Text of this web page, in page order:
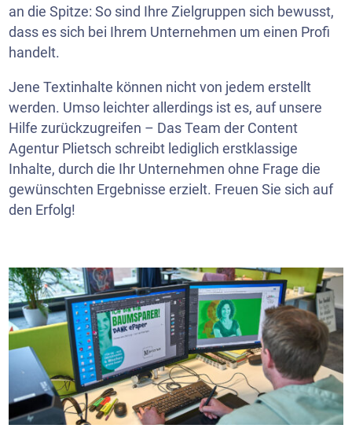
an die Spitze: So sind Ihre Zielgruppen sich bewusst,
dass es sich bei Ihrem Unternehmen um einen Profi
handelt.
Jene Textinhalte können nicht von jedem erstellt
werden. Umso leichter allerdings ist es, auf unsere
Hilfe zurückzugreifen – Das Team der Content
Agentur Plietsch schreibt lediglich erstklassige
Inhalte, durch die Ihr Unternehmen ohne Frage die
gewünschten Ergebnisse erzielt. Freuen Sie sich auf
den Erfolg!